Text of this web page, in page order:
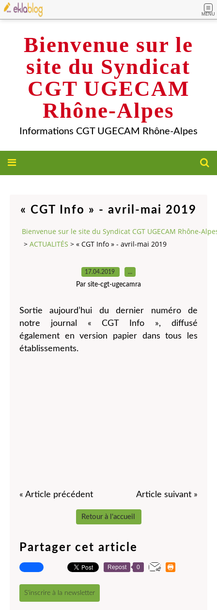
MENU
Bienvenue sur le
site du Syndicat
CGT UGECAM
Rhône-Alpes
Informations CGT UGECAM Rhône-Alpes
« CGT Info » - avril-mai 2019
Bienvenue sur le site du Syndicat CGT UGECAM Rhône-
> ACTUALITÉS > « CGT Info » - avril-mai 2019
17.04.2019 …
Par site-cgt-ugecamra
Sortie aujourd’hui du dernier numéro de
notre journal « CGT Info », diffusé
également en version papier dans tous les
établissements.
« Article précédent Article suivant »
Retour à l'accueil
Partager cet article
Repost 0
S'inscrire à la newsletter